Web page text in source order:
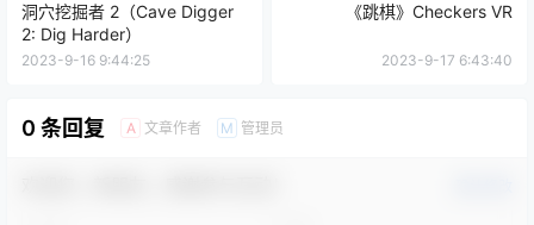
洞穴挖掘者 2（Cave Digger
2: Dig Harder）
2023-9-16 9:44:25
《跳棋》Checkers VR
2023-9-17 6:43:40
0 条回复 A 文章作者 M 管理员